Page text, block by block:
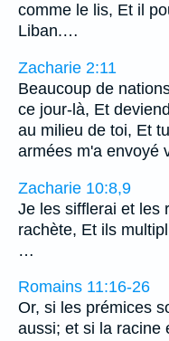
comme le lis, Et il
Liban.…
Zacharie 2:11
Beaucoup de
ce jour-là, Et
au milieu de toi, Et
armées m'a envoyé
Zacharie 10:8,9
Je les sifflerai et les
rachète, Et ils
…
Romains 11:16-26
Or, si les prémices
aussi; et si la racine